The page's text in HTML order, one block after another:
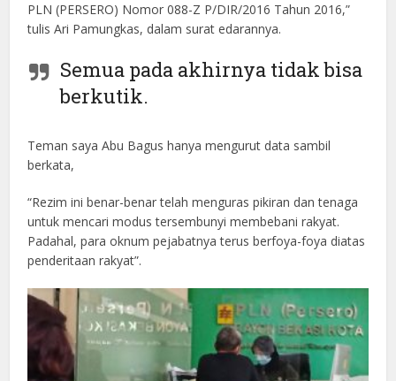
PLN (PERSERO) Nomor 088-Z P/DIR/2016 Tahun 2016,”
tulis Ari Pamungkas, dalam surat edarannya.
Semua pada akhirnya tidak bisa
berkutik.
Teman saya Abu Bagus hanya mengurut data sambil
berkata,
“Rezim ini benar-benar telah menguras pikiran dan tenaga
untuk mencari modus tersembunyi membebani rakyat.
Padahal, para oknum pejabatnya terus berfoya-foya diatas
penderitaan rakyat”.